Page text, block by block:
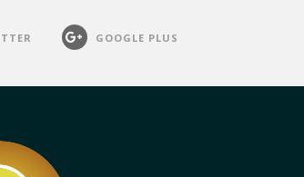
GOOGLE PLUS